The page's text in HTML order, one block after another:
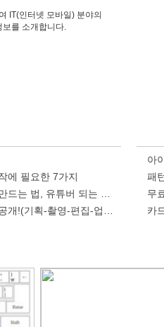
IT(인터넷 모바일) 분야의
보를 소개합니다.
에 필요한 7가지
드는 법, 유튜버 되는 법 30가지 총
개!(기획-촬영-편집-업로드)
아
패
무
카